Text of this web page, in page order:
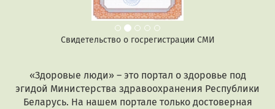
Свидетельство о госрегистрации СМИ
«Здоровые люди» – это портал о здоровье под
эгидой Министерства здравоохранения Республики
Беларусь. На нашем портале только достоверная